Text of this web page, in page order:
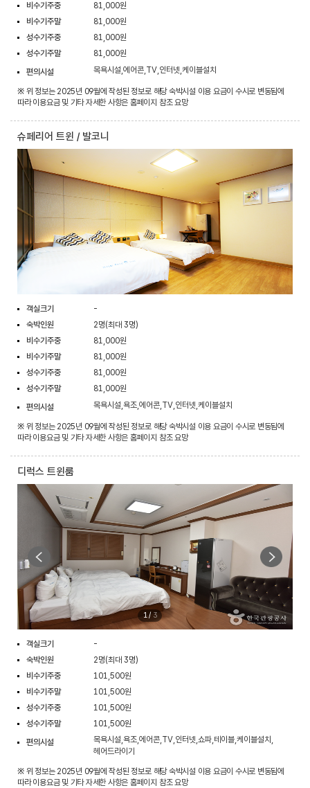
비수기주중
81,000원
비수기주말
81,000원
성수기주중
81,000원
성수기주말
81,000원
편의시설
목욕시설,에어콘,TV,인터넷,케이블설치
※ 위 정보는 2025년 09월에 작성된 정보로 해당 숙박시설 이용 요금이 수시로 변동됨에
따라 이용요금 및 기타 자세한 사항은 홈페이지 참조 요망
슈페리어 트윈 / 발코니
객실크기
-
숙박인원
2명(최대 3명)
비수기주중
81,000원
비수기주말
81,000원
성수기주중
81,000원
성수기주말
81,000원
편의시설
목욕시설,욕조,에어콘,TV,인터넷,케이블설치
※ 위 정보는 2025년 09월에 작성된 정보로 해당 숙박시설 이용 요금이 수시로 변동됨에
따라 이용요금 및 기타 자세한 사항은 홈페이지 참조 요망
디럭스 트윈룸
1/ 3
객실크기
-
숙박인원
2명(최대 3명)
비수기주중
101,500원
비수기주말
101,500원
성수기주중
101,500원
성수기주말
101,500원
편의시설
목욕시설,욕조,에어콘,TV,인터넷,쇼파,테이블,케이블설치,
헤어드라이기
※ 위 정보는 2025년 09월에 작성된 정보로 해당 숙박시설 이용 요금이 수시로 변동됨에
따라 이용요금 및 기타 자세한 사항은 홈페이지 참조 요망